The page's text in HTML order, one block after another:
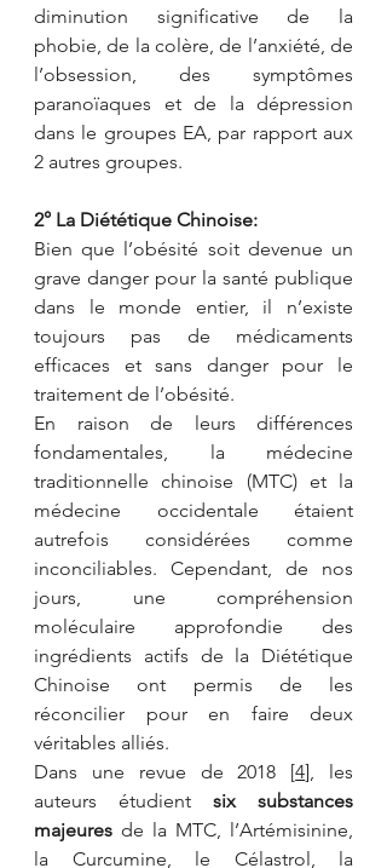
diminution significative de la
phobie, de la colère, de l’anxiété, de
l’obsession, des symptômes
paranoïaques et de la dépression
dans le groupes EA, par rapport aux
2 autres groupes.
2° La Diététique Chinoise:
Bien que l’obésité soit devenue un
grave danger pour la santé publique
dans le monde entier, il n’existe
toujours pas de médicaments
efficaces et sans danger pour le
traitement de l’obésité.
En raison de leurs différences
fondamentales, la médecine
traditionnelle chinoise (MTC) et la
médecine occidentale étaient
autrefois considérées comme
inconciliables. Cependant, de nos
jours, une compréhension
moléculaire approfondie des
ingrédients actifs de la Diététique
Chinoise ont permis de les
réconcilier pour en faire deux
véritables alliés.
Dans une revue de 2018 [4], les
auteurs étudient six substances
majeures de la MTC, l’Artémisinine,
la Curcumine, le Célastrol, la